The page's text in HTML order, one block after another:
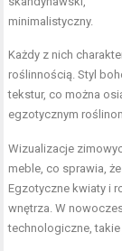
minimalistyczny.
Każdy z nich
roślinnością. Styl
tekstur, co można
egzotycznym
Wizualizacje
meble, co sprawia,
Egzotyczne kwiaty i
wnętrza. W
technologiczne, takie